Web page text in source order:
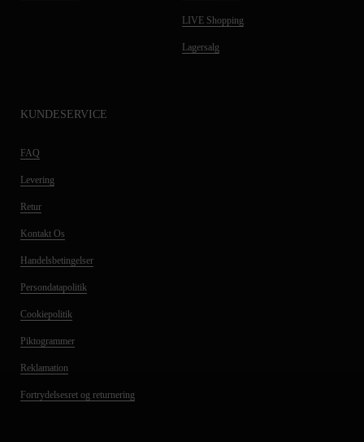
LIVE Shopping
Lagersalg
KUNDESERVICE
FAQ
Levering
Retur
Kontakt Os
Handelsbetingelser
Persondatapolitik
Cookiepolitik
Piktogrammer
Reklamation
Fortrydelsesret og returnering